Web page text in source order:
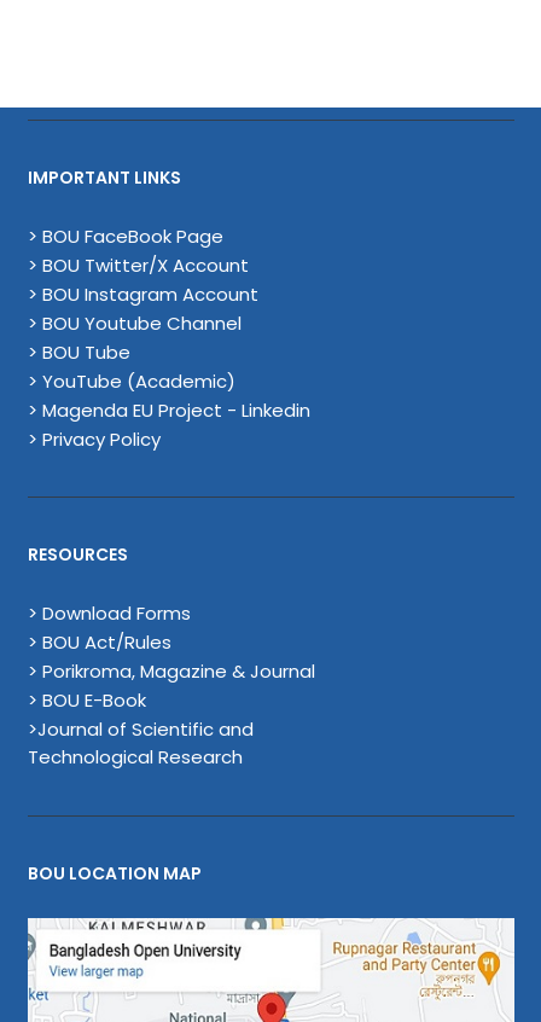
IMPORTANT LINKS
> BOU FaceBook Page
> BOU Twitter/X Account
> BOU Instagram Account
> BOU Youtube Channel
> BOU Tube
> YouTube (Academic)
> Magenda EU Project - Linkedin
> Privacy Policy
RESOURCES
> Download Forms
> BOU Act/Rules
> Porikroma, Magazine & Journal
> BOU E-Book
>Journal of Scientific and
Technological Research
BOU LOCATION MAP